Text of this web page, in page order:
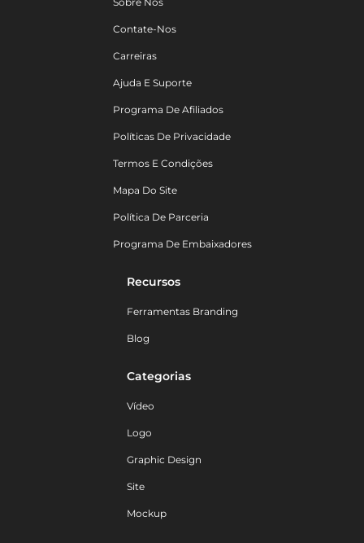
Contate-Nos
Carreiras
Ajuda E Suporte
Programa De Afiliados
Políticas De Privacidade
Termos E Condições
Mapa Do Site
Política De Parceria
Programa De Embaixadores
Recursos
Ferramentas Branding
Blog
Categorias
Vídeo
Logo
Graphic Design
Site
Mockup